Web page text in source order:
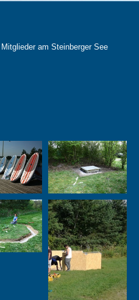
am Steinberger See